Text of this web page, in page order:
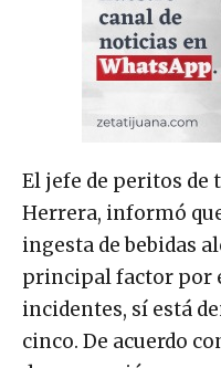
El jefe de peritos de
Herrera, informó
ingesta de bebidas
principal factor por
incidentes, sí está
cinco. De acuerdo